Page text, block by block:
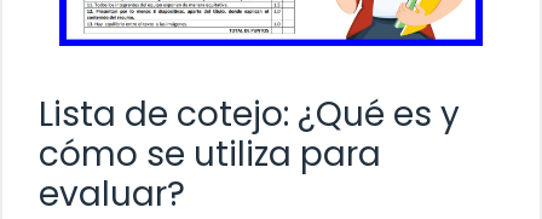
Lista de cotejo: ¿Qué es y
cómo se utiliza para
evaluar?